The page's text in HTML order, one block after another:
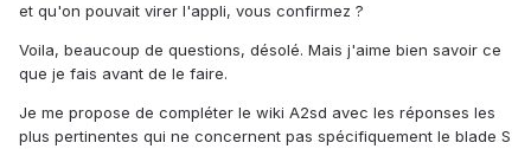
et qu'on pouvait virer l'appli, vous confirmez ?
Voila, beaucoup de questions, désolé. Mais j'aime bien savoir ce
que je fais avant de le faire.
Je me propose de compléter le wiki A2sd avec les réponses les
plus pertinentes qui ne concernent pas spécifiquement le blade S